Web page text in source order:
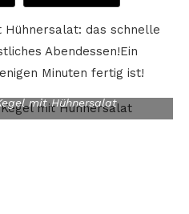
das schnelle
Abendessen!Ein
Minuten fertig ist!
mit Hühnersalat